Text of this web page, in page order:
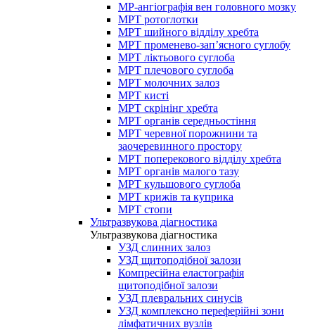
МР-ангіографія вен головного мозку
МРТ ротоглотки
МРТ шийного відділу хребта
МРТ променево-зап’ясного суглобу
МРТ ліктьового суглоба
МРТ плечового суглоба
МРТ молочних залоз
МРТ кисті
МРТ скрінінг хребта
МРТ органів середньостіння
МРТ черевної порожнини та
заочеревинного простору
МРТ поперекового відділу хребта
МРТ органів малого тазу
МРТ кульшового суглоба
МРТ крижів та куприка
МРТ стопи
Ультразвукова діагностика
Ультразвукова діагностика
УЗД слинних залоз
УЗД щитоподібної залози
Компресійна еластографія
щитоподібної залози
УЗД плевральних синусів
УЗД комплексно переферійні зони
лімфатичних вузлів